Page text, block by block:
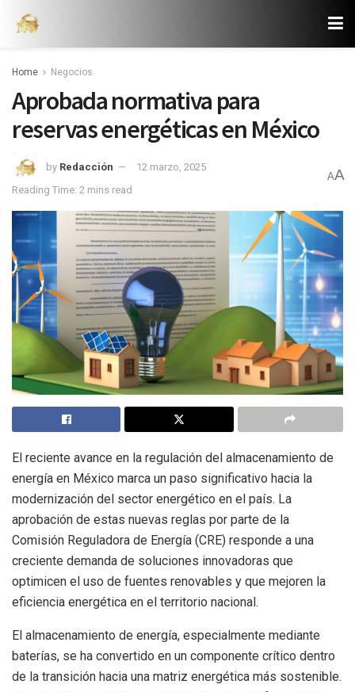
Home Negocios
Aprobada normativa para
reservas energéticas en México
by Redacción
12 marzo, 2025
Reading Time: 2 mins read
AA
El reciente avance en la regulación del almacenamiento de
energía en México marca un paso significativo hacia la
modernización del sector energético en el país. La
aprobación de estas nuevas reglas por parte de la
Comisión Reguladora de Energía (CRE) responde a una
creciente demanda de soluciones innovadoras que
optimicen el uso de fuentes renovables y que mejoren la
eficiencia energética en el territorio nacional.
El almacenamiento de energía, especialmente mediante
baterías, se ha convertido en un componente crítico dentro
de la transición hacia una matriz energética más sostenible.